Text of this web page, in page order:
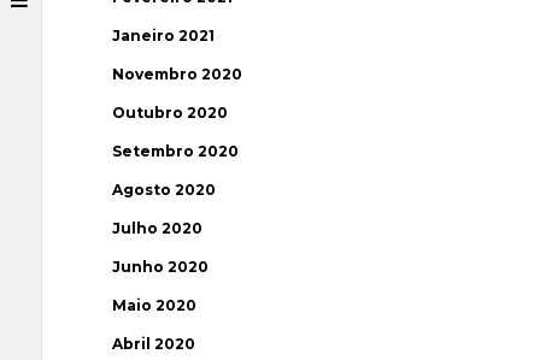
Janeiro 2021
Novembro 2020
Outubro 2020
Setembro 2020
Agosto 2020
Julho 2020
Junho 2020
Maio 2020
Abril 2020